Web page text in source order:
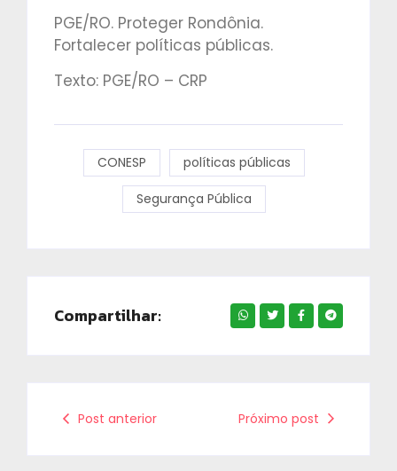
PGE/RO. Proteger Rondônia.
Fortalecer políticas públicas.
Texto: PGE/RO – CRP
CONESP políticas públicas
Segurança Pública
Compartilhar:
Post anterior Próximo post